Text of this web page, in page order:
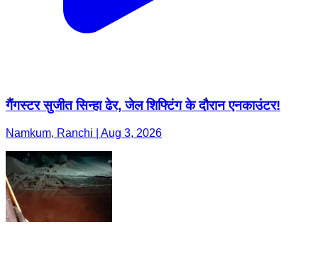
गैंगस्टर सुजीत सिन्हा ढेर, जेल शिफ्टिंग के दौरान एनकाउंटर!
Namkum, Ranchi | Aug 3, 2026